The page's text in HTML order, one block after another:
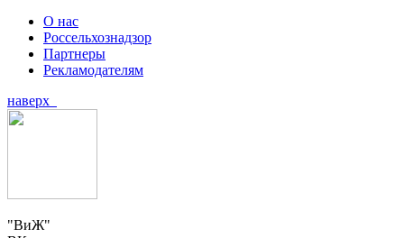
О нас
Россельхознадзор
Партнеры
Рекламодателям
наверх
"ВиЖ"